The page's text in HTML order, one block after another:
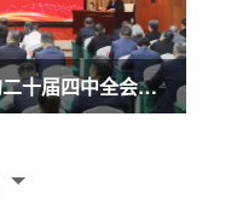
全市统一战线学习贯彻党的二十届四中全会精神宣讲报告会召开 商奎作宣讲报告